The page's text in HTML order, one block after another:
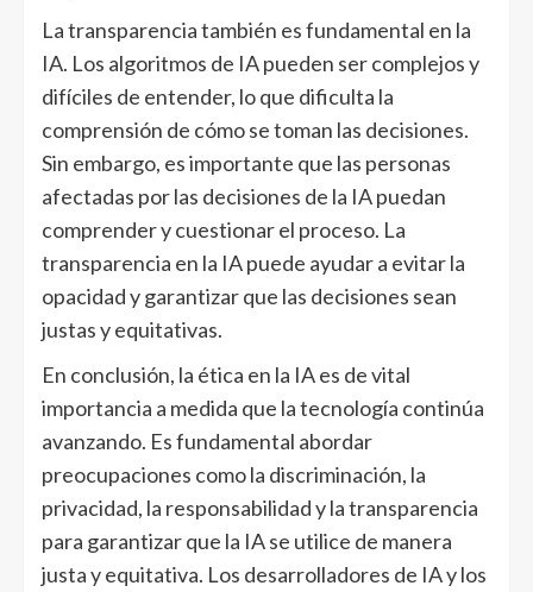
La transparencia también es fundamental en la
IA. Los algoritmos de IA pueden ser complejos y
difíciles de entender, lo que dificulta la
comprensión de cómo se toman las decisiones.
Sin embargo, es importante que las personas
afectadas por las decisiones de la IA puedan
comprender y cuestionar el proceso. La
transparencia en la IA puede ayudar a evitar la
opacidad y garantizar que las decisiones sean
justas y equitativas.
En conclusión, la ética en la IA es de vital
importancia a medida que la tecnología continúa
avanzando. Es fundamental abordar
preocupaciones como la discriminación, la
privacidad, la responsabilidad y la transparencia
para garantizar que la IA se utilice de manera
justa y equitativa. Los desarrolladores de IA y los